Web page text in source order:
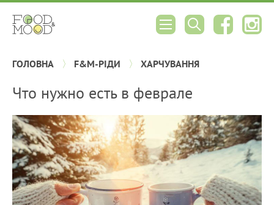
ГОЛОВНА F&M-РІДИ ХАРЧУВАННЯ
Что нужно есть в феврале